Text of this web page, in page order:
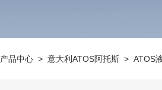
产品中心 > 意大利ATOS阿托斯 > ATOS